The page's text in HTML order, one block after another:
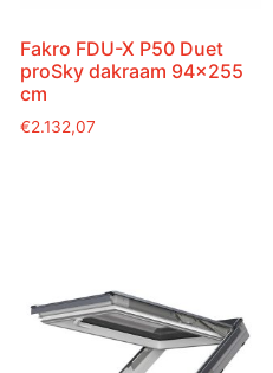
Fakro FDU-X P50 Duet
proSky dakraam 94×255
cm
€2.132,07